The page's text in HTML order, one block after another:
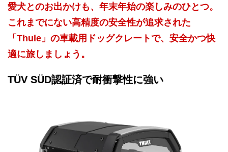
愛犬とのお出かけも、年末年始の楽しみのひとつ。
これまでにない高精度の安全性が追求された
「Thule」の車載用ドッグクレートで、安全かつ快
適に旅しましょう。
TÜV SÜD認証済で耐衝撃性に強い